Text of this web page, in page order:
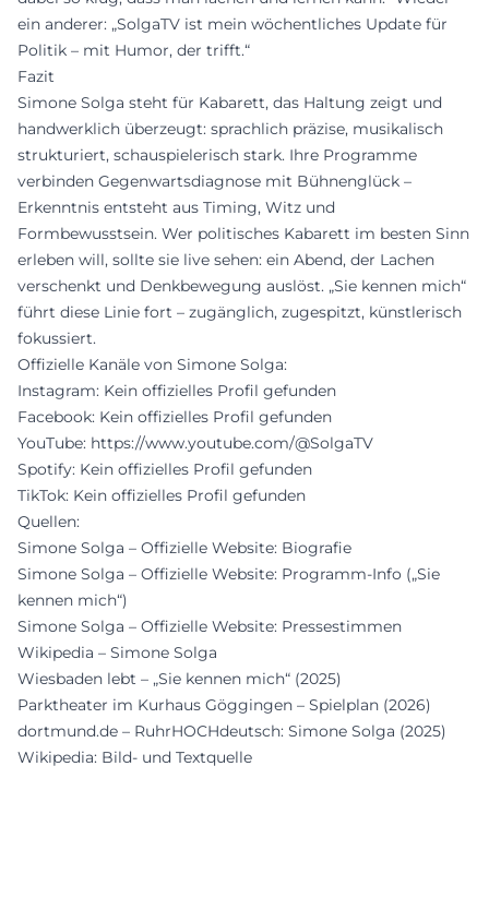
ein anderer: „SolgaTV ist mein wöchentliches Update für
Politik – mit Humor, der trifft.“
Fazit
Simone Solga steht für Kabarett, das Haltung zeigt und
handwerklich überzeugt: sprachlich präzise, musikalisch
strukturiert, schauspielerisch stark. Ihre Programme
verbinden Gegenwartsdiagnose mit Bühnenglück –
Erkenntnis entsteht aus Timing, Witz und
Formbewusstsein. Wer politisches Kabarett im besten Sinn
erleben will, sollte sie live sehen: ein Abend, der Lachen
verschenkt und Denkbewegung auslöst. „Sie kennen mich“
führt diese Linie fort – zugänglich, zugespitzt, künstlerisch
fokussiert.
Offizielle Kanäle von Simone Solga:
Instagram: Kein offizielles Profil gefunden
Facebook: Kein offizielles Profil gefunden
YouTube: https://www.youtube.com/@SolgaTV
Spotify: Kein offizielles Profil gefunden
TikTok: Kein offizielles Profil gefunden
Quellen:
Simone Solga – Offizielle Website: Biografie
Simone Solga – Offizielle Website: Programm-Info („Sie
kennen mich“)
Simone Solga – Offizielle Website: Pressestimmen
Wikipedia – Simone Solga
Wiesbaden lebt – „Sie kennen mich“ (2025)
Parktheater im Kurhaus Göggingen – Spielplan (2026)
dortmund.de – RuhrHOCHdeutsch: Simone Solga (2025)
Wikipedia: Bild- und Textquelle